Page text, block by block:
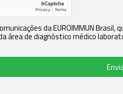
da EUROIMMUN
área de diagnóstico médico